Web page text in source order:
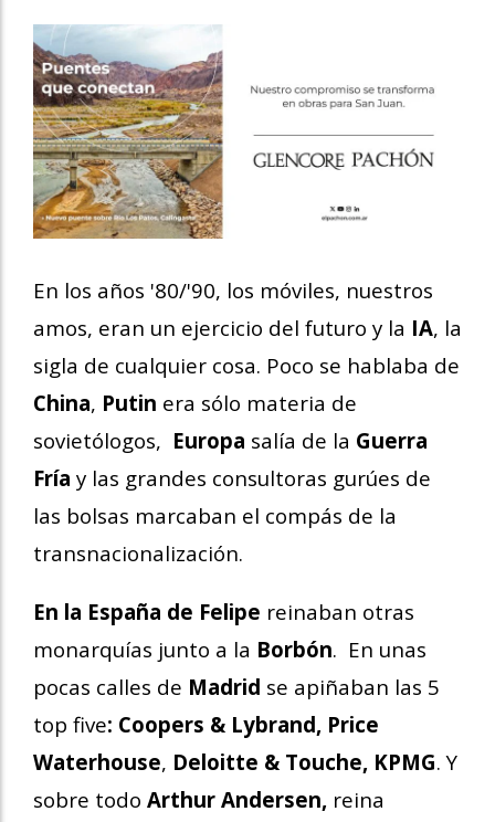
En los años '80/'90, los móviles, nuestros
amos, eran un ejercicio del futuro y la IA, la
sigla de cualquier cosa. Poco se hablaba de
China, Putin era sólo materia de
sovietólogos, Europa salía de la Guerra
Fría y las grandes consultoras gurúes de
las bolsas marcaban el compás de la
transnacionalización.
En la España de Felipe reinaban otras
monarquías junto a la Borbón. En unas
pocas calles de Madrid se apiñaban las 5
top five: Coopers & Lybrand, Price
Waterhouse, Deloitte & Touche, KPMG. Y
sobre todo Arthur Andersen, reina